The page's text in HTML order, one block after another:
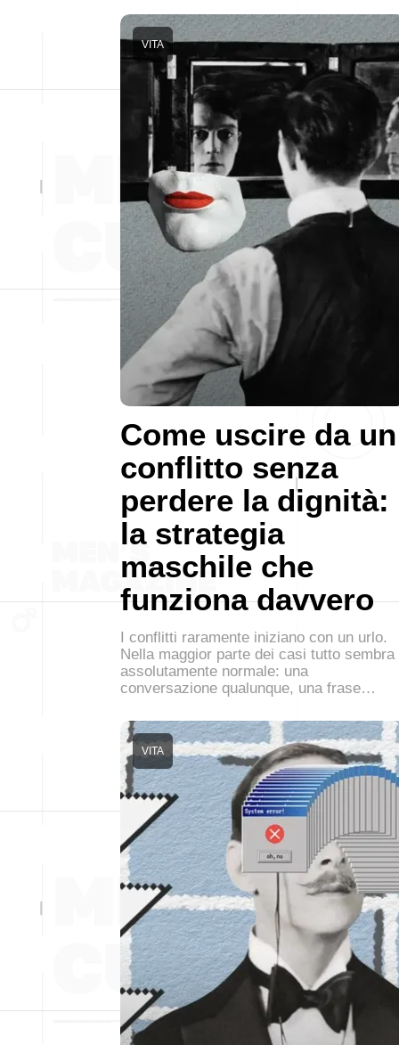
Come uscire da un
conflitto senza
perdere la dignità:
la strategia
maschile che
funziona davvero
VITA
I conflitti raramente iniziano con un urlo.
Nella maggior parte dei casi tutto sembra
assolutamente normale: una
conversazione qualunque, una frase…
VITA